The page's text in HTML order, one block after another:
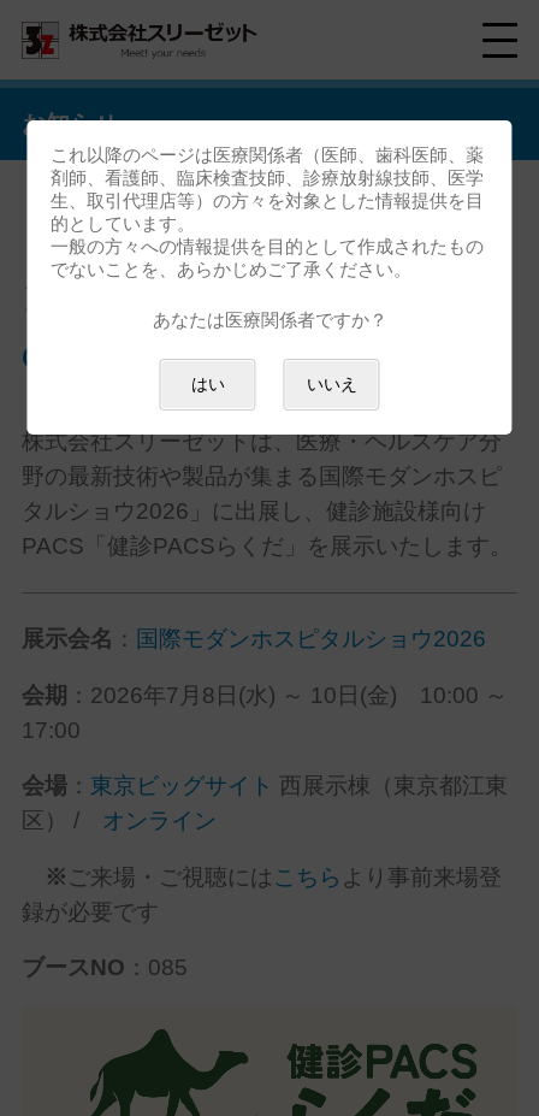
お知らせ
「健診PACSらくだ」国際モダ
ンホスピタルショウ2026出展
のお知らせ
株式会社スリーゼットは、医療・ヘルスケア分
野の最新技術や製品が集まる国際モダンホスピ
タルショウ2026 」に出展し、健診施設様向け
PACS 「健診PACSらくだ」を展示いたします。
展示会名 ： 国際モダンホスピタルショウ2026
会期 ： 2026年7 月 8 日 (水) ～ 10 日 (金) 10:00 ～
17:00
会場： 東京ビッグサイト 西展示棟（東京都江東
区） / オンライン
※ご来場・ご視聴にはこちら より事前来場登
録が必要です
ブースNO ：085
これ以降のページは医療関係者（医師、歯科医師、薬
剤師、看護師、臨床検査技師、診療放射線技師、医学
生、取引代理店等）の方々を対象とした情報提供を目
的としています。
一般の方々への情報提供を目的として作成されたもの
でないことを、あらかじめご了承ください。
あなたは医療関係者ですか？
はい いいえ